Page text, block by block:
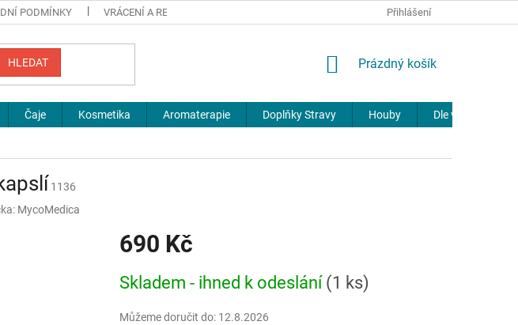
PODMÍNKY VRÁCENÍ A REKLAMACE JOURNAL
Přihlášení
HLEDAT
NÁKUPNÍ
Prázdný košík
Čaje Kosmetika Aromaterapie Doplňky Stravy Houby Dle výrobců
1136
MycoMedica
690 Kč
cena:
Skladem - ihned k odeslání (1 ks)
Můžeme doručit do: 12.8.2026